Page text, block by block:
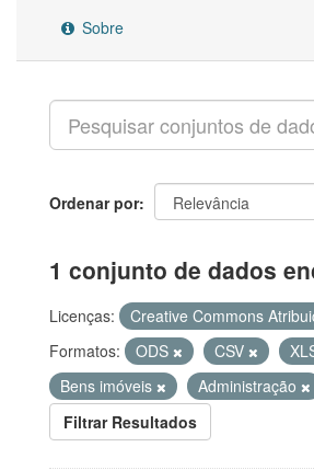
Sobre
Ordenar por
1 conjunto de dados
Licenças:
Creative Commons
Formatos:
ODS CSV
Bens imóveis
Administração
Filtrar Resultados